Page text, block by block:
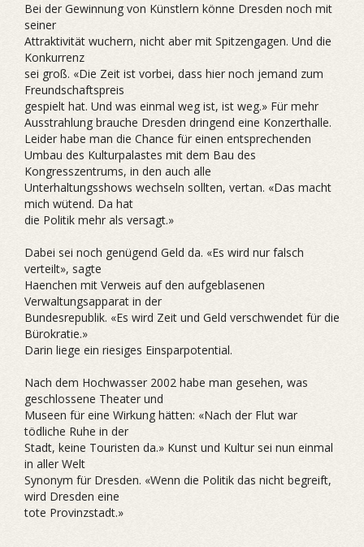
Bei der Gewinnung von Künstlern könne Dresden noch mit
seiner
Attraktivität wuchern, nicht aber mit Spitzengagen. Und die
Konkurrenz
sei groß. «Die Zeit ist vorbei, dass hier noch jemand zum
Freundschaftspreis
gespielt hat. Und was einmal weg ist, ist weg.» Für mehr
Ausstrahlung brauche Dresden dringend eine Konzerthalle.
Leider habe man die Chance für einen entsprechenden
Umbau des Kulturpalastes mit dem Bau des
Kongresszentrums, in den auch alle
Unterhaltungsshows wechseln sollten, vertan. «Das macht
mich wütend. Da hat
die Politik mehr als versagt.»
Dabei sei noch genügend Geld da. «Es wird nur falsch
verteilt», sagte
Haenchen mit Verweis auf den aufgeblasenen
Verwaltungsapparat in der
Bundesrepublik. «Es wird Zeit und Geld verschwendet für die
Bürokratie.»
Darin liege ein riesiges Einsparpotential.
Nach dem Hochwasser 2002 habe man gesehen, was
geschlossene Theater und
Museen für eine Wirkung hätten: «Nach der Flut war
tödliche Ruhe in der
Stadt, keine Touristen da.» Kunst und Kultur sei nun einmal
in aller Welt
Synonym für Dresden. «Wenn die Politik das nicht begreift,
wird Dresden eine
tote Provinzstadt.»